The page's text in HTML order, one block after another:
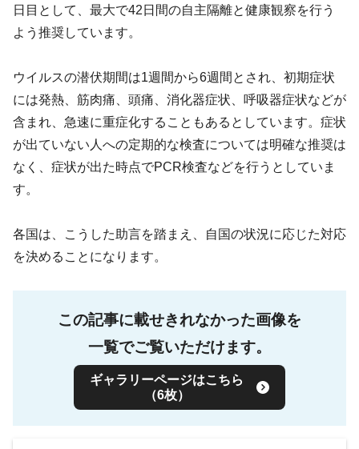
日目として、最大で42日間の自主隔離と健康観察を行う
よう推奨しています。
ウイルスの潜伏期間は1週間から6週間とされ、初期症状
には発熱、筋肉痛、頭痛、消化器症状、呼吸器症状などが
含まれ、急速に重症化することもあるとしています。症状
が出ていない人への定期的な検査については明確な推奨は
なく、症状が出た時点でPCR検査などを行うとしていま
す。
各国は、こうした助言を踏まえ、自国の状況に応じた対応
を決めることになります。
この記事に載せきれなかった画像を
一覧でご覧いただけます。
ギャラリーページはこちら
（6枚）